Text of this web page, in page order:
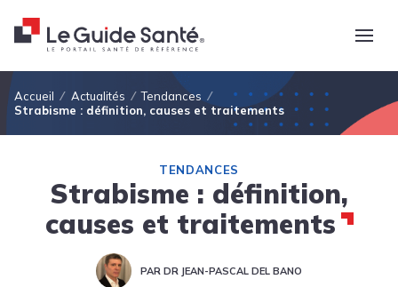
Fil d'Ariane
Accueil Actualités
Tendances
Strabisme : définition, causes et traitements
TENDANCES
Strabisme : définition,
causes et traitements
PAR DR JEAN-PASCAL DEL BANO